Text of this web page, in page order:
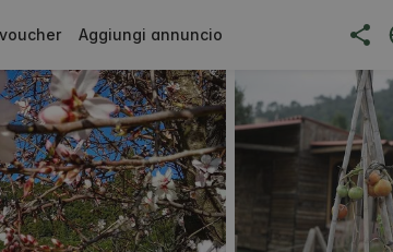
Aggiungi annuncio